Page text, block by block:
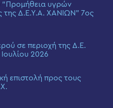
υγρών
της Δ.Ε.Υ.Α. ΧΑΝΙΩΝ” 7ος
σε περιοχή της Δ.Ε.
2026
επιστολή προς τους